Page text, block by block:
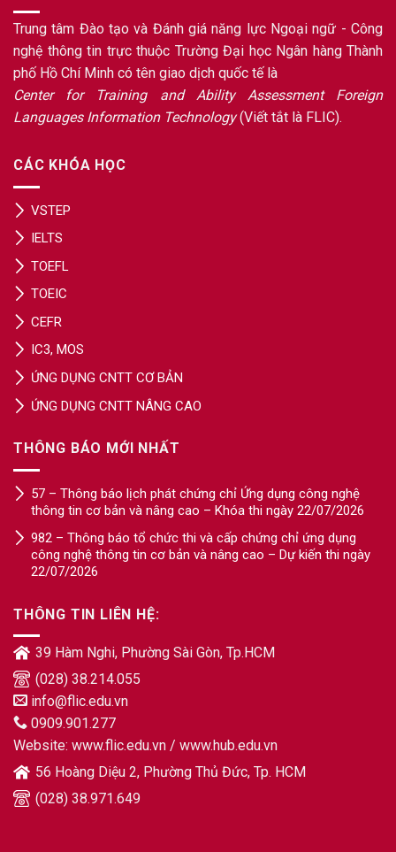
Trung tâm Đào tạo và Đánh giá năng lực Ngoại ngữ - Công
nghệ thông tin trực thuộc Trường Đại học Ngân hàng Thành
phố Hồ Chí Minh có tên giao dịch quốc tế là
Center for Training and Ability Assessment Foreign
Languages Information Technology(Viết tắt là FLIC).
CÁC KHÓA HỌC
VSTEP
ỨNG DỤNG CNTT CƠ BẢN
ỨNG DỤNG CNTT NÂNG CAO
IC3, MOS
IELTS
TOEFL
TOEIC
CEFR
THÔNG BÁO MỚI NHẤT
57 – Thông báo lịch phát chứng chỉ Ứng dụng công nghệ
thông tin cơ bản và nâng cao – Khóa thi ngày 22/07/2026
982 – Thông báo tổ chức thi và cấp chứng chỉ ứng dụng
công nghệ thông tin cơ bản và nâng cao – Dự kiến thi ngày
22/07/2026
THÔNG TIN LIÊN HỆ:
39 Hàm Nghi, Phường Sài Gòn, Tp.HCM
(028) 38.214.055
info@flic.edu.vn
0909.901.277
Website: www.flic.edu.vn / www.hub.edu.vn
56 Hoàng Diệu 2, Phường Thủ Đức, Tp. HCM
(028) 38.971.649